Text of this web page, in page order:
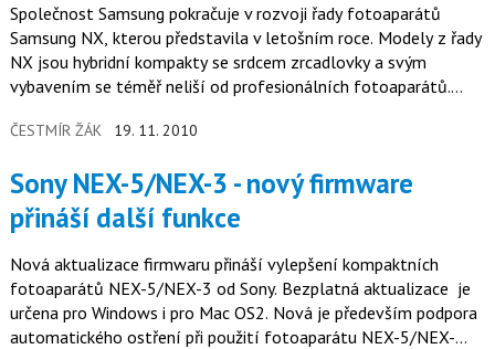
Společnost Samsung pokračuje v rozvoji řady fotoaparátů
Samsung NX, kterou představila v letošním roce. Modely z řady
NX jsou hybridní kompakty se srdcem zrcadlovky a svým
vybavením se téměř neliší od profesionálních fotoaparátů.
ČESTMÍR ŽÁK 19. 11. 2010
Sony NEX-5/NEX-3 - nový firmware
přináší další funkce
Nová aktualizace firmwaru přináší vylepšení kompaktních
fotoaparátů NEX-5/NEX-3 od Sony. Bezplatná aktualizace je
určena pro Windows i pro Mac OS2. Nová je především podpora
automatického ostření při použití fotoaparátu NEX-5/NEX-